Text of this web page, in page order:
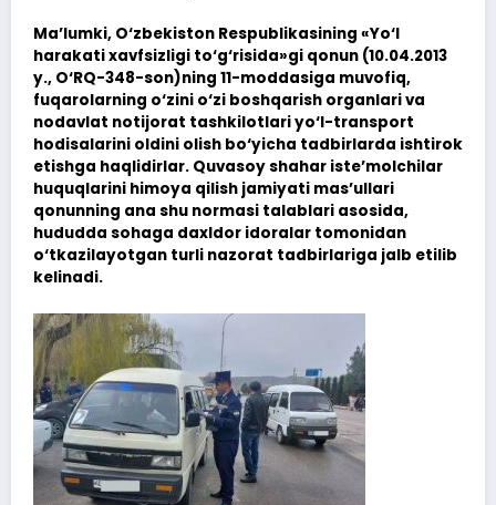
Ma’lumki, O‘zbekiston Respublikasining «Yo‘l
harakati xavfsizligi to‘g‘risida»gi qonun (10.04.2013
y., O‘RQ-348-son)ning 11-moddasiga muvofiq,
fuqarolarning o‘zini o‘zi boshqarish organlari va
nodavlat notijorat tashkilotlari yo‘l-transport
hodisalarini oldini olish bo‘yicha tadbirlarda ishtirok
etishga haqlidirlar. Quvasoy shahar iste’molchilar
huquqlarini himoya qilish jamiyati mas’ullari
qonunning ana shu normasi talablari asosida,
hududda sohaga daxldor idoralar tomonidan
o‘tkazilayotgan turli nazorat tadbirlariga jalb etilib
kelinadi.